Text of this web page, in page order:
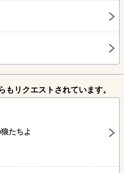
もリクエストされています。
たちよ